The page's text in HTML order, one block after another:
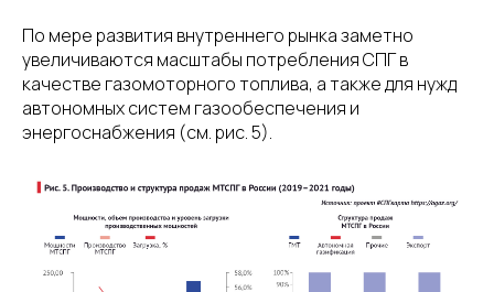
По мере развития внутреннего рынка заметно
увеличиваются масштабы потребления СПГ в
качестве газомоторного топлива, а также для нужд
автономных систем газообеспечения и
энергоснабжения (см. рис. 5).